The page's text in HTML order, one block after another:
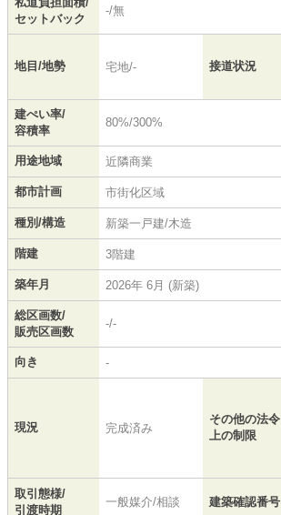
セットバック
-/無
地目/地勢 宅地/- 接道状況
建ぺい率/
容積率
80%/300%
用途地域 近隣商業
都市計画 市街化区域
種別/構造 新築一戸建/木造
階建 3階建
築年月 2026年 6月 (新築)
総区画数/
販売区画数
-/-
向き -
現況 完成済み
その他の法令
上の制限
取引態様/
引渡時期
一般媒介/相談 建築確認番号